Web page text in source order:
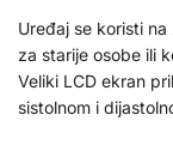
Uređaj se koristi
za starije osobe ili
Veliki LCD ekran
sistolnom i